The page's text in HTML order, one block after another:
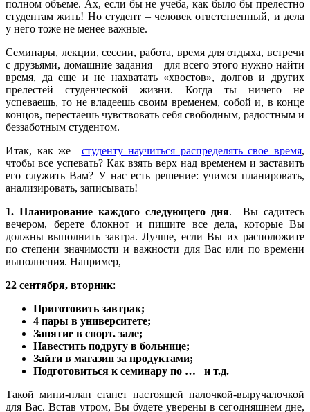
полном объеме. Ах, если бы не учеба, как было бы прелестно
студентам жить! Но студент – человек ответственный, и дела
у него тоже не менее важные.
Семинары, лекции, сессии, работа, время для отдыха, встречи
с друзьями, домашние задания – для всего этого нужно найти
время, да еще и не нахватать «хвостов», долгов и других
прелестей студенческой жизни. Когда ты ничего не
успеваешь, то не владеешь своим временем, собой и, в конце
концов, перестаешь чувствовать себя свободным, радостным и
беззаботным студентом.
Итак, как же студенту научиться распределять свое время,
чтобы все успевать? Как взять верх над временем и заставить
его служить Вам? У нас есть решение: учимся планировать,
анализировать, записывать!
1. Планирование каждого следующего дня. Вы садитесь
вечером, берете блокнот и пишите все дела, которые Вы
должны выполнить завтра. Лучше, если Вы их расположите
по степени значимости и важности для Вас или по времени
выполнения. Например,
22 сентября, вторник:
Приготовить завтрак;
4 пары в университете;
Занятие в спорт. зале;
Навестить подругу в больнице;
Зайти в магазин за продуктами;
Подготовиться к семинару по … и т.д.
Такой мини-план станет настоящей палочкой-выручалочкой
для Вас. Встав утром, Вы будете уверены в сегодняшнем дне,